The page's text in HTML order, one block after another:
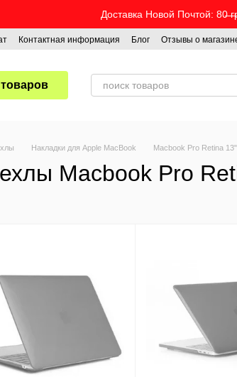
Доставка Новой Почтой: 80̶
Контактная информация Блог Отзывы о
товаров
Накладки для Apple MacBook Macbook Pro Retina
Macbook Pro